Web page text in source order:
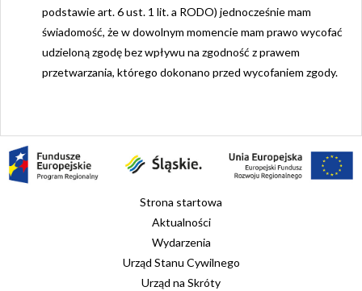
podstawie art. 6 ust. 1 lit. a RODO) jednocześnie mam
świadomość, że w dowolnym momencie mam prawo wycofać
udzieloną zgodę bez wpływu na zgodność z prawem
przetwarzania, którego dokonano przed wycofaniem zgody.
Strona startowa
Aktualności
Wydarzenia
Urząd Stanu Cywilnego
Urząd na Skróty